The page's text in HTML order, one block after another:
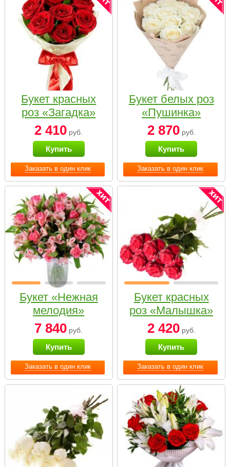
Заказать в один клик
Букет красных
роз «Загадка»
2 410 руб.
Купить
Заказать в один клик
Букет белых роз
«Пушинка»
2 870руб.
Купить
Заказать в один клик
Букет «Нежная
мелодия»
7 840 руб.
Купить
Заказать в один клик
Букет красных
роз «Малышка»
2 420руб.
Купить